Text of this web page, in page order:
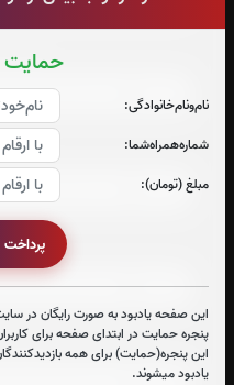
حمایت
نام‌و‌نام‌خانوادگی:
شماره‌همراه‌شما:
مبلغ (تومان):
پرداخت
این صفحه یادبود به صورت رایگان در
پنجره حمایت در ابتدای صفحه برای
این پنجره(حمایت) برای همه
یادبود میشوند.
صوت
صوت
صوت
صوت